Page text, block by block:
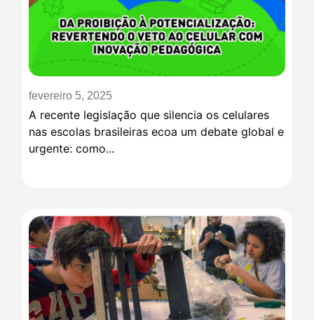
fevereiro 5, 2025
A recente legislação que silencia os celulares
nas escolas brasileiras ecoa um debate global e
urgente: como...